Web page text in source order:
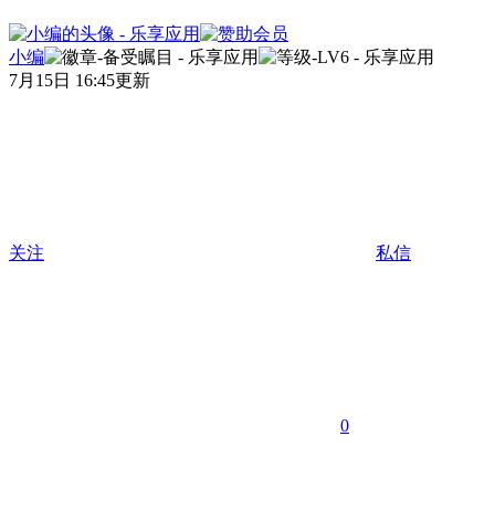
小编
7月15日 16:45更新
关注 私信
0